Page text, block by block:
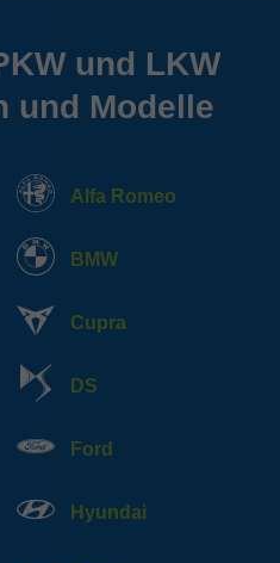
und LKW
und Modelle
Alfa Romeo
BMW
Cupra
DS
Ford
Hyundai